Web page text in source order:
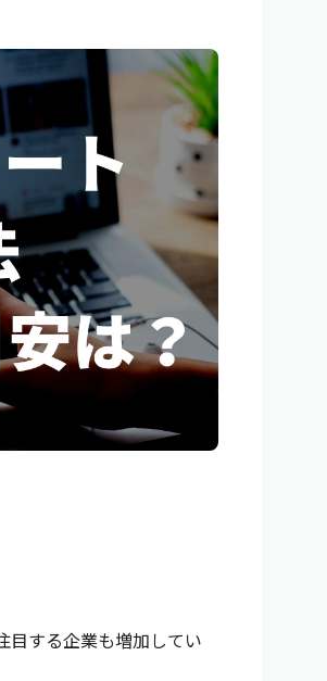
目する企業も増加してい